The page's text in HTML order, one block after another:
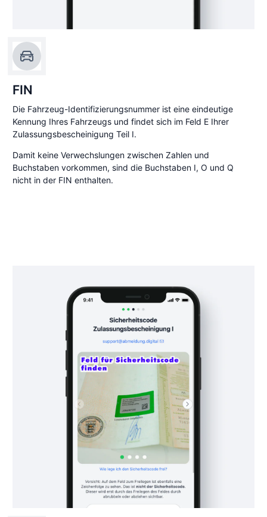
FIN
Die Fahrzeug-Identifizierungsnummer ist eine eindeutige
Kennung Ihres Fahrzeugs und findet sich im Feld E Ihrer
Zulassungsbescheinigung Teil I.
Damit keine Verwechslungen zwischen Zahlen und
Buchstaben vorkommen, sind die Buchstaben I, O und Q
nicht in der FIN enthalten.